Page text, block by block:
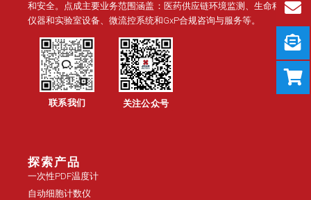
和安全。点成主要业务范围涵盖：医药供应链环境监测、生命科学
仪器和实验室设备、微流控系统和GxP合规咨询与服务等。
联系我们 关注公众号
探索产品
一次性PDF温度计
自动细胞计数仪